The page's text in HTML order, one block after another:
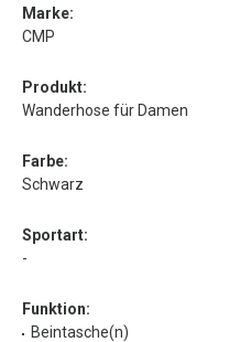
Marke:
CMP
Produkt:
Wanderhose für Damen
Farbe:
Schwarz
Sportart:
-
Funktion:
Beintasche(n)